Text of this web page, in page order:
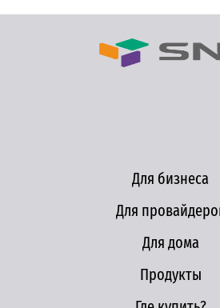
Для бизнеса
Для
Для дома
Продукты